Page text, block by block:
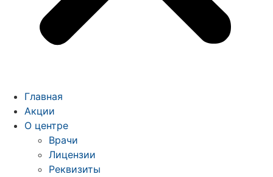
Главная
Акции
О центре
Врачи
Лицензии
Реквизиты